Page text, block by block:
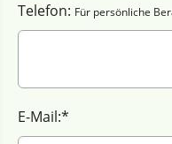
Telefon: Für persönliche
E-Mail:*